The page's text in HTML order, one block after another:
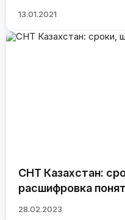
13.01.2021
СНТ Казахстан:
расшифровка
28.02.2023